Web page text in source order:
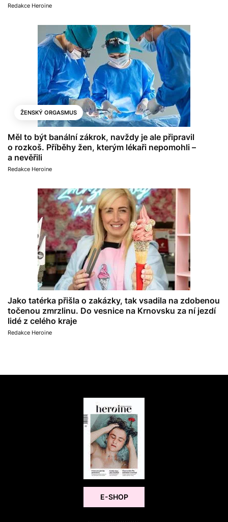
Redakce Heroine
ŽENSKÝ ORGASMUS
Měl to být banální zákrok, navždy je ale připravil
o rozkoš. Příběhy žen, kterým lékaři nepomohli –
a nevěřili
Redakce Heroine
Jako tatérka přišla o zakázky, tak vsadila na zdobenou
točenou zmrzlinu. Do vesnice na Krnovsku za ní jezdí
lidé z celého kraje
Redakce Heroine
E-SHOP